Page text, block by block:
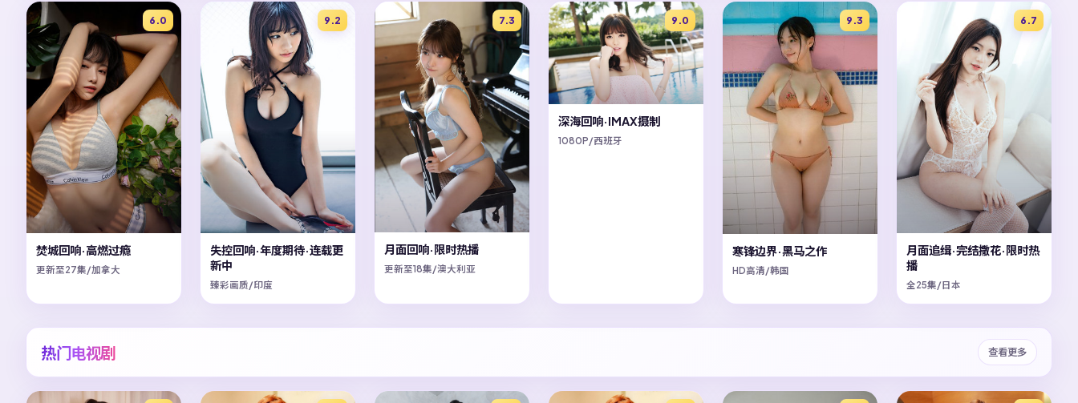
6.0
焚城回响·高燃过瘾
更新至27集/加拿大
9.2
失控回响·年度期待·连载更
新中
臻彩画质/印度
7.3
月面回响·限时热播
更新至18集/澳大利亚
9.0
深海回响·IMAX摄制
1080P/西班牙
9.3
寒锋边界·黑马之作
HD高清/韩国
6.7
月面追缉·完结撒花·限时热
播
全25集/日本
热门电视剧 查看更多